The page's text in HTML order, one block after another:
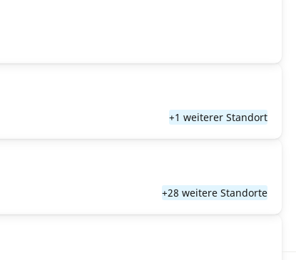
+1 weiterer Standort
+28 weitere Standorte